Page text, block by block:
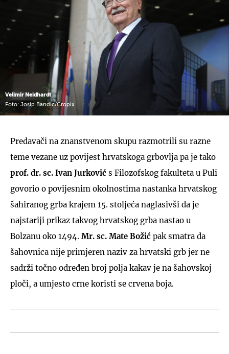
Velimir Neidhardt
Foto: Josip Bandic/Cropix
Predavači na znanstvenom skupu razmotrili su razne
teme vezane uz povijest hrvatskoga grbovlja pa je tako
prof. dr. sc. Ivan Jurković s Filozofskog fakulteta u Puli
govorio o povijesnim okolnostima nastanka hrvatskog
šahiranog grba krajem 15. stoljeća naglasivši da je
najstariji prikaz takvog hrvatskog grba nastao u
Bolzanu oko 1494. Mr. sc. Mate Božić pak smatra da
šahovnica nije primjeren naziv za hrvatski grb jer ne
sadrži točno određen broj polja kakav je na šahovskoj
ploči, a umjesto crne koristi se crvena boja.